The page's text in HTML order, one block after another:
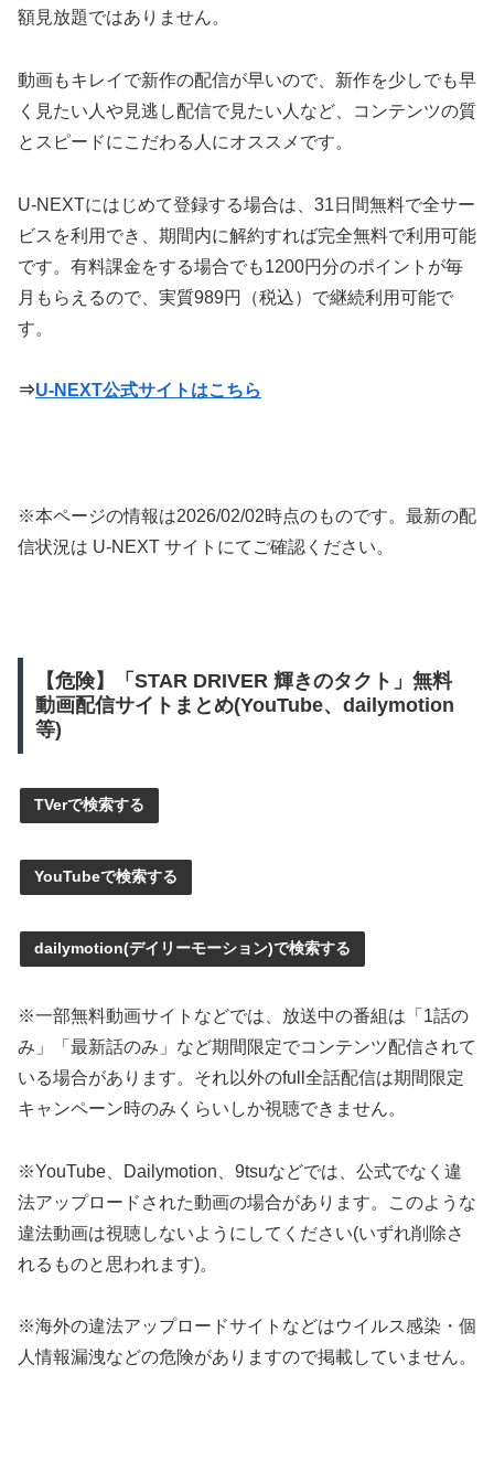
額見放題ではありません。
動画もキレイで新作の配信が早いので、新作を少しでも早
く見たい人や見逃し配信で見たい人など、コンテンツの質
とスピードにこだわる人にオススメです。
U-NEXTにはじめて登録する場合は、31日間無料で全サー
ビスを利用でき、期間内に解約すれば完全無料で利用可能
です。有料課金をする場合でも1200円分のポイントが毎
月もらえるので、実質989円（税込）で継続利用可能で
す。
⇒U-NEXT公式サイトはこちら
※本ページの情報は2026/02/02時点のものです。最新の配
信状況は U-NEXT サイトにてご確認ください。
【危険】「STAR DRIVER 輝きのタクト」無料
動画配信サイトまとめ(YouTube、dailymotion
等)
TVerで検索する
YouTubeで検索する
dailymotion(デイリーモーション)で検索する
※一部無料動画サイトなどでは、放送中の番組は「1話の
み」「最新話のみ」など期間限定でコンテンツ配信されて
いる場合があります。それ以外のfull全話配信は期間限定
キャンペーン時のみくらいしか視聴できません。
※YouTube、Dailymotion、9tsuなどでは、公式でなく違
法アップロードされた動画の場合があります。このような
違法動画は視聴しないようにしてください(いずれ削除さ
れるものと思われます)。
※海外の違法アップロードサイトなどはウイルス感染・個
人情報漏洩などの危険がありますので掲載していません。